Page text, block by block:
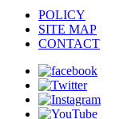
POLICY
SITE MAP
CONTACT